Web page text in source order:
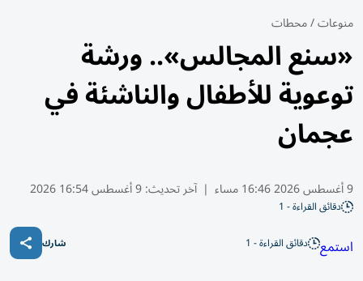
منوعات/محطات
«سنع المجالس».. ورشة
توعوية للأطفال والناشئة في
عجمان
9 أغسطس 2026 16:46 مساء | آخر تحديث:9 أغسطس 16:54 2026
دقائق القراءة - 1
استمع دقائق القراءة - 1 شارك